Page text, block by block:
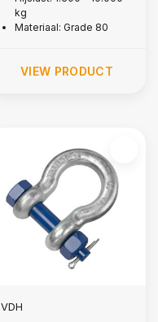
kg
Materiaal: Grade 80
VIEW PRODUCT
VDH